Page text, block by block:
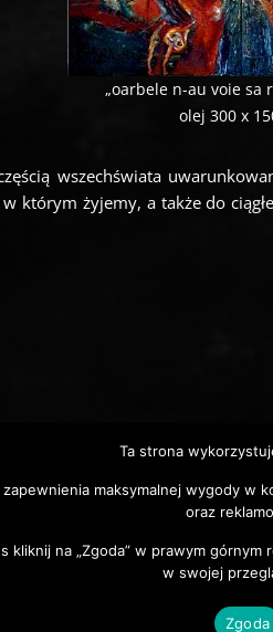
„oarbele n-au voie sa
olej 300 x
wszechświata
którym żyjemy, a także do
Copyright © 2026 BWA w Przemyślu
Ta strona
maksymalnej wygody
oraz
na „Zgoda” w prawym
w swojej
Zgoda